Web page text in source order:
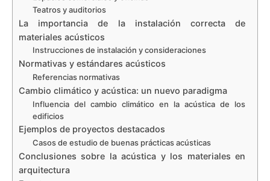
Teatros y auditorios
La importancia de la instalación correcta de
materiales acústicos
Instrucciones de instalación y consideraciones
Normativas y estándares acústicos
Referencias normativas
Cambio climático y acústica: un nuevo paradigma
Influencia del cambio climático en la acústica de los
edificios
Ejemplos de proyectos destacados
Casos de estudio de buenas prácticas acústicas
Conclusiones sobre la acústica y los materiales en
arquitectura